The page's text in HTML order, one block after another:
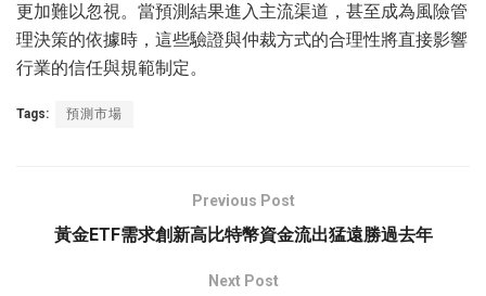
更加難以忽視。當預測結果進入主流渠道，甚至成為風險管
理決策的依據時，這些驗證與仲裁方式的合理性將直接影響
行業的信任與規範制定。
Tags: 預測市場
Previous Post
黃金ETF需求創新高比特幣資金流出猛遠勝過去年
Next Post